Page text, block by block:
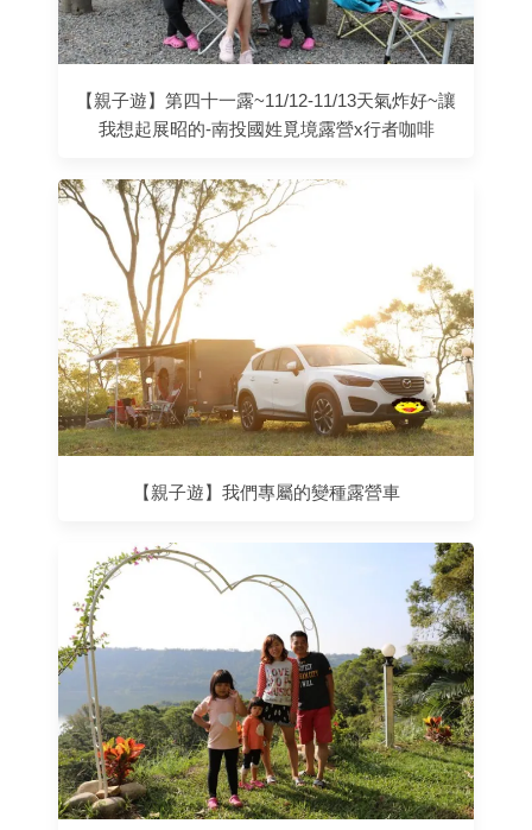
【親子遊】第四十一露~11/12-11/13天氣炸好~讓
我想起展昭的-南投國姓覓境露營x行者咖啡
【親子遊】我們專屬的變種露營車